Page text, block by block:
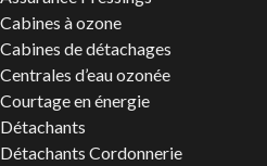
Cabines à ozone
Cabines de détachages
Centrales d’eau ozonée
Courtage en énergie
Détachants
Détachants Cordonnerie